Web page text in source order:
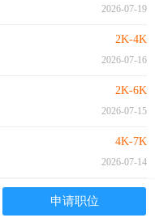
申请职位
2026-07-19
2K-4K
2026-07-16
2K-6K
2026-07-15
4K-7K
2026-07-14